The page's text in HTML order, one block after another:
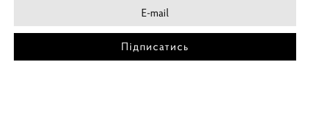
Підписатись